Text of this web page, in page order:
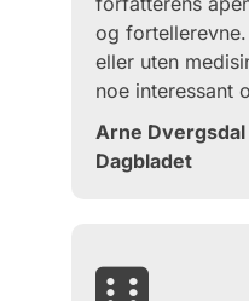
og
eller uten
noe interessant
Arne Dvergsdal
Dagbladet